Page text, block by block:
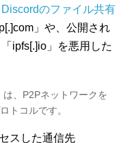
Discordのファイル共有
」や、公開され
ipfs[.]io」を悪用した
は、P2Pネットワークを
トコルです。
スした通信先